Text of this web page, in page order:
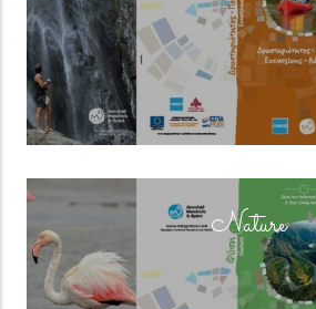
Nature
(overlay)